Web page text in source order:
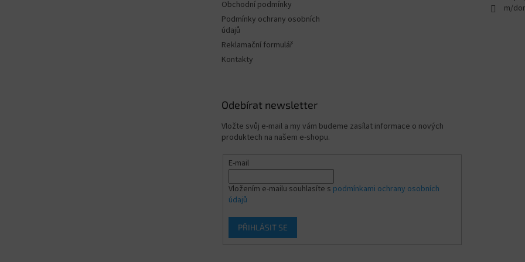
Obchodní podmínky
Podmínky ochrany osobních
údajů
Reklamační formulář
Kontakty
m/
Odebírat newsletter
Vložte svůj e-mail a my vám budeme zasílat informace o nových
produktech na našem e-shopu.
E-mail
Vložením e-mailu souhlasíte s podmínkami ochrany osobních
údajů
PŘIHLÁSIT SE